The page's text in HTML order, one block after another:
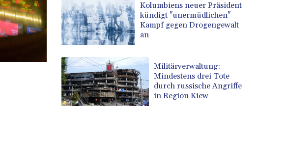
Kolumbiens neuer Präsident
kündigt "unermüdlichen"
Kampf gegen Drogengewalt
an
Militärverwaltung:
Mindestens drei Tote
durch russische Angriffe
in Region Kiew